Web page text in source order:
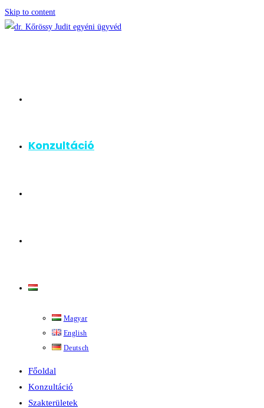
Skip to content
Konzultáció
Magyar
English
Deutsch
Főoldal
Konzultáció
Szakterületek